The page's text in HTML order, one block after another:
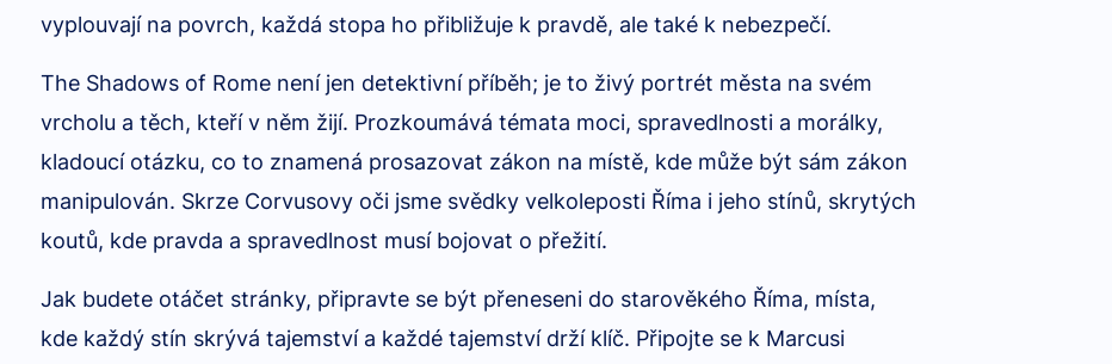
vyplouvají na povrch, každá stopa ho přibližuje k pravdě, ale také k nebezpečí.
The Shadows of Rome není jen detektivní příběh; je to živý portrét města na svém
vrcholu a těch, kteří v něm žijí. Prozkoumává témata moci, spravedlnosti a morálky,
kladoucí otázku, co to znamená prosazovat zákon na místě, kde může být sám zákon
manipulován. Skrze Corvusovy oči jsme svědky velkoleposti Říma i jeho stínů, skrytých
koutů, kde pravda a spravedlnost musí bojovat o přežití.
Jak budete otáčet stránky, připravte se být přeneseni do starověkého Říma, místa,
kde každý stín skrývá tajemství a každé tajemství drží klíč. Připojte se k Marcusi